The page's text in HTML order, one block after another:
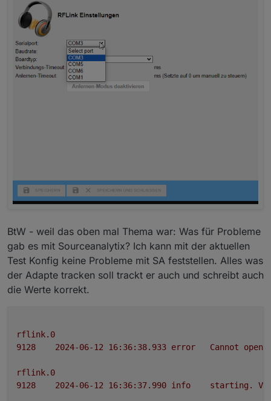
BtW - weil das oben mal Thema war: Was für Probleme
gab es mit Sourceanalytix? Ich kann mit der aktuellen
Test Konfig keine Probleme mit SA feststellen. Alles was
der Adapte tracken soll trackt er auch und schreibt auch
die Werte korrekt.
rflink.0
error Cannot open
rflink.0
info starting.